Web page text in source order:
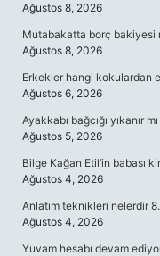
Ağustos 8, 2026
Mutabakatta borç bakiyesi
Ağustos 8, 2026
Erkekler hangi kokulardan
Ağustos 6, 2026
Ayakkabı bağcığı yıkanır
Ağustos 5, 2026
Bilge Kağan Etil’in babası
Ağustos 4, 2026
Anlatım teknikleri nelerdir 8.
Ağustos 4, 2026
Yuvam hesabı devam